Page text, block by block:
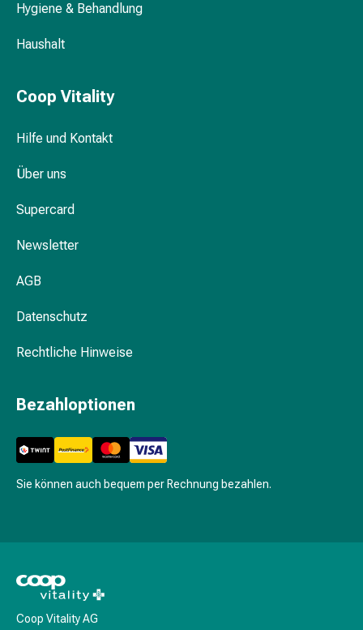
&
Schönheit
Peeling
Reinigung
Pflegegeräte
Für
Haare
Spülungen
&
&
Färbungen
Hygiene & Behandlung
Haushalt
Coop Vitality
Hilfe und Kontakt
Über uns
Supercard
Newsletter
AGB
Datenschutz
Rechtliche Hinweise
Bezahloptionen
Sie können auch bequem per Rechnung bezahlen.
Coop Vitality AG